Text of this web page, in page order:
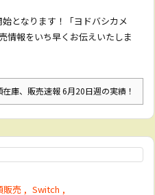
となります！「ヨドバシカメ
情報をいち早くお伝えいたしま
庫、販売速報 6月20日週の実績！
販売 , Switch ,